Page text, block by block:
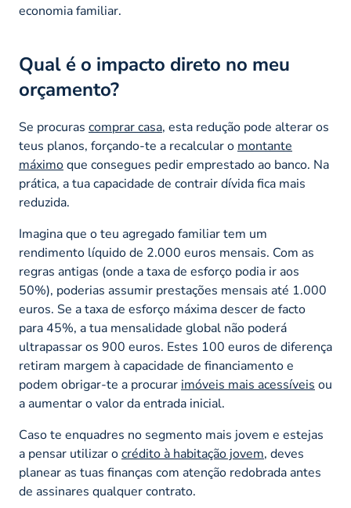
economia familiar.
Qual é o impacto direto no meu
orçamento?
Se procuras comprar casa, esta redução pode alterar os
teus planos, forçando-te a recalcular o montante
máximoque consegues pedir emprestado ao banco. Na
prática, a tua capacidade de contrair dívida fica mais
reduzida.
Imagina que o teu agregado familiar tem um
rendimento líquido de 2.000 euros mensais. Com as
regras antigas (onde a taxa de esforço podia ir aos
50%), poderias assumir prestações mensais até 1.000
euros. Se a taxa de esforço máxima descer de facto
para 45%, a tua mensalidade global não poderá
ultrapassar os 900 euros. Estes 100 euros de diferença
retiram margem à capacidade de financiamento e
podem obrigar-te a procurar imóveis mais acessíveis ou
a aumentar o valor da entrada inicial.
Caso te enquadres no segmento mais jovem e estejas
a pensar utilizar ocrédito à habitação jovem, deves
planear as tuas finanças com atenção redobrada antes
de assinares qualquer contrato.